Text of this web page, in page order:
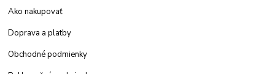
Ako nakupovať
Doprava a platby
Obchodné podmienky